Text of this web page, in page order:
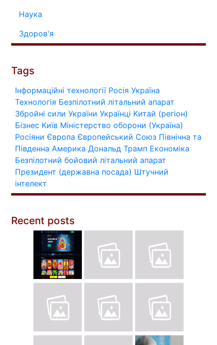
Наука
Здоров'я
Tags
Інформаційні технології Росія Україна
Технологія Безпілотний літальний апарат
Збройні сили України Українці Китай (регіон)
Бізнес Київ Міністерство оборони (Україна)
Росіяни Європа Європейський Союз Північна та
Південна Америка Дональд Трамп Економіка
Безпілотний бойовий літальний апарат
Президент (державна посада) Штучний
інтелект
Recent posts